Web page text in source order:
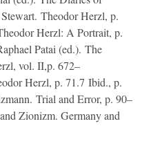
Theodor Herzl, p.
Herzl: A Portrait, p.
Patai (ed.). The
vol. II,p. 672–
Herzl, p. 71.7 Ibid., p.
Trial and Error, p. 90–
Zionizm. Germany and